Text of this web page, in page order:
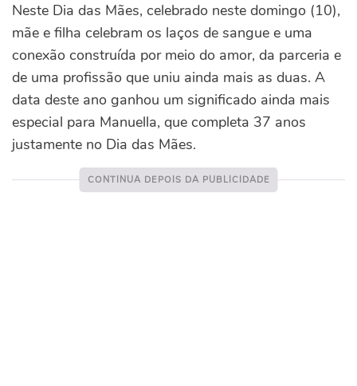
Neste Dia das Mães, celebrado neste domingo (10),
mãe e filha celebram os laços de sangue e uma
conexão construída por meio do amor, da parceria e
de uma profissão que uniu ainda mais as duas. A
data deste ano ganhou um significado ainda mais
especial para Manuella, que completa 37 anos
justamente no Dia das Mães.